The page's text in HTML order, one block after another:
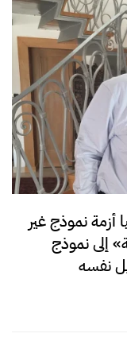
أزمة نموذج غير
إلى نموذج
نفسه